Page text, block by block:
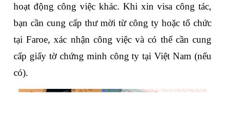
hoạt động công việc khác. Khi xin visa công tác,
bạn cần cung cấp thư mời từ công ty hoặc tổ chức
tại Faroe, xác nhận công việc và có thể cần cung
cấp giấy tờ chứng minh công ty tại Việt Nam (nếu
có).